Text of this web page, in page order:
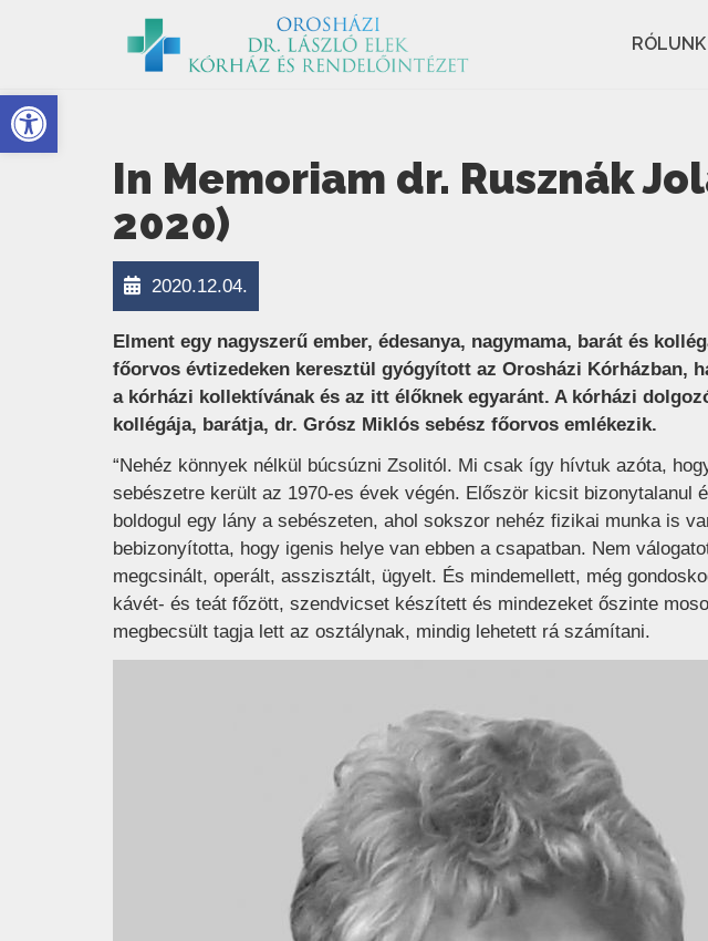
Eszköztár megnyitása
RÓLUNK
In Memoriam dr. Rusznák
2020)
2020.12.04.
Elment egy nagyszerű ember, édesanya, nagymama, barát és
főorvos évtizedeken keresztül gyógyított az Orosházi Kórházban,
a kórházi kollektívának és az itt élőknek egyaránt. A kórházi
kollégája, barátja, dr. Grósz Miklós sebész főorvos emlékezik.
“Nehéz könnyek nélkül búcsúzni Zsolitól. Mi csak így hívtuk azóta,
sebészetre került az 1970-es évek végén. Először kicsit bizonytalanul
boldogul egy lány a sebészeten, ahol sokszor nehéz fizikai munka is
bebizonyította, hogy igenis helye van ebben a csapatban. Nem
megcsinált, operált, asszisztált, ügyelt. És mindemellett, még
kávét- és teát főzött, szendvicset készített és mindezeket őszinte
megbecsült tagja lett az osztálynak, mindig lehetett rá számítani.